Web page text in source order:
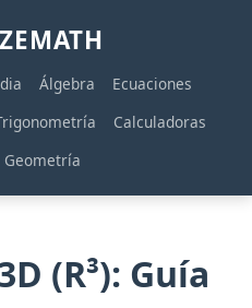
Álgebra
Ecuaciones
Calculadoras
Geometría
(R³): Guía